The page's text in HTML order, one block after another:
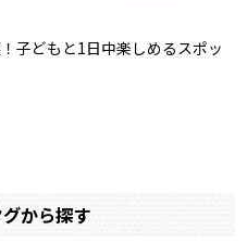
子どもと1日中楽しめるスポッ
から探す